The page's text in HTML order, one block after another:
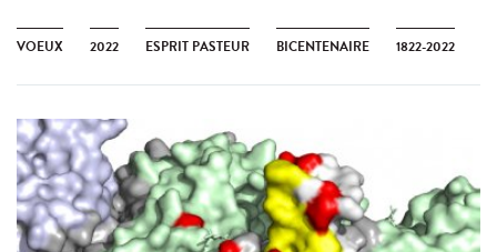
VOEUX 2022 ESPRIT PASTEUR BICENTENAIRE 1822-2022